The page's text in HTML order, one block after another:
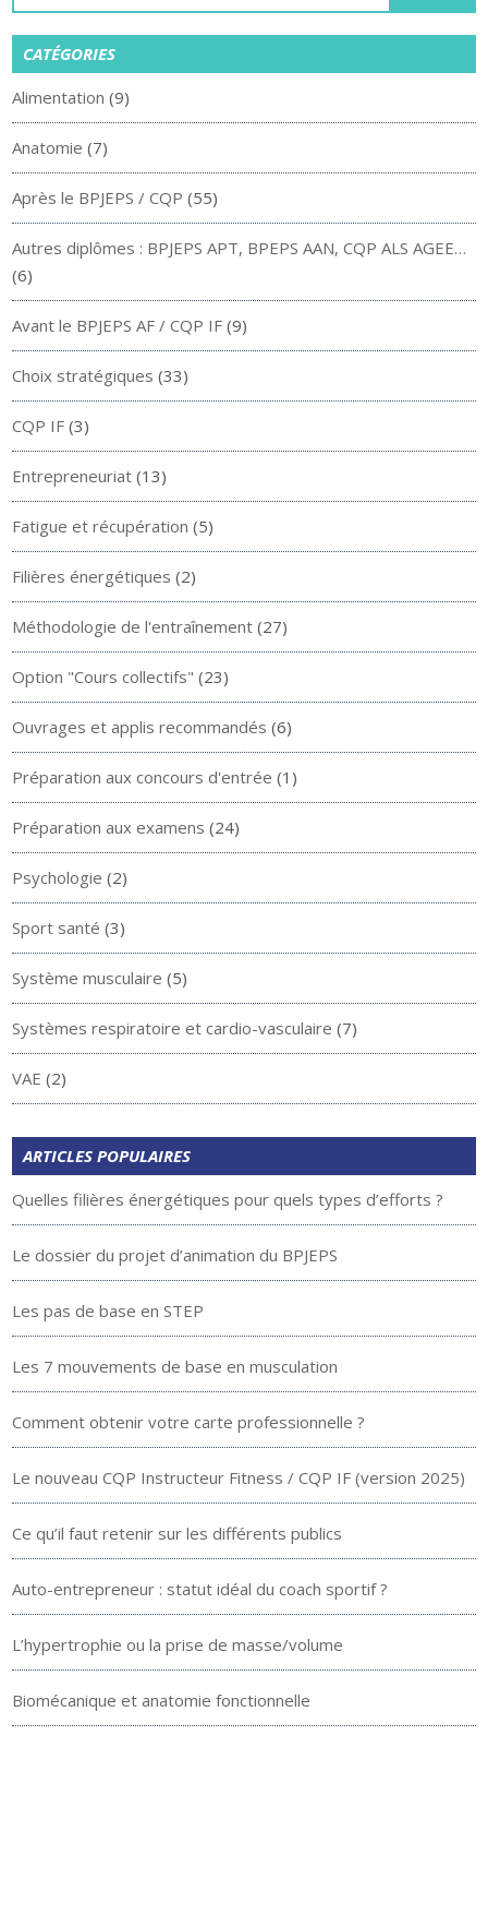
CATÉGORIES
Alimentation (9)
Anatomie (7)
Après le BPJEPS / CQP (55)
Autres diplômes : BPJEPS APT, BPEPS AAN, CQP ALS AGEE…
(6)
Avant le BPJEPS AF / CQP IF (9)
Choix stratégiques (33)
CQP IF (3)
Entrepreneuriat (13)
Fatigue et récupération (5)
Filières énergétiques (2)
Méthodologie de l'entraînement (27)
Option "Cours collectifs" (23)
Ouvrages et applis recommandés (6)
Préparation aux concours d'entrée (1)
Préparation aux examens (24)
Psychologie (2)
Sport santé (3)
Système musculaire (5)
Systèmes respiratoire et cardio-vasculaire (7)
VAE (2)
ARTICLES POPULAIRES
Quelles filières énergétiques pour quels types d’efforts ?
Le dossier du projet d’animation du BPJEPS
Les pas de base en STEP
Les 7 mouvements de base en musculation
Comment obtenir votre carte professionnelle ?
Le nouveau CQP Instructeur Fitness / CQP IF (version 2025)
Ce qu’il faut retenir sur les différents publics
Auto-entrepreneur : statut idéal du coach sportif ?
L’hypertrophie ou la prise de masse/volume
Biomécanique et anatomie fonctionnelle